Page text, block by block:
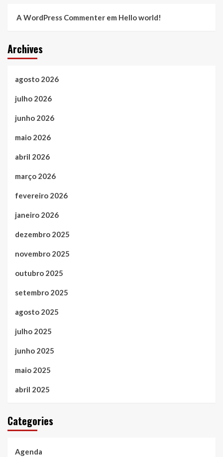
A WordPress Commenter em Hello world!
Archives
agosto 2026
julho 2026
junho 2026
maio 2026
abril 2026
março 2026
fevereiro 2026
janeiro 2026
dezembro 2025
novembro 2025
outubro 2025
setembro 2025
agosto 2025
julho 2025
junho 2025
maio 2025
abril 2025
Categories
Agenda